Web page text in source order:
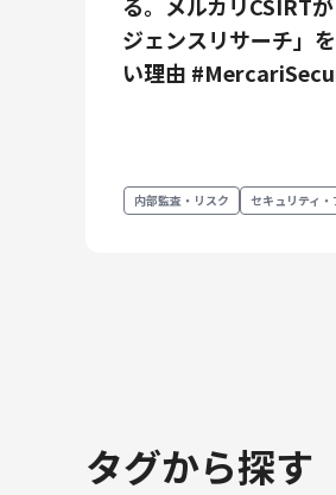
ジェンスリサーチ」
い理由
内部監査・リスク セキュリティ
タグから探す